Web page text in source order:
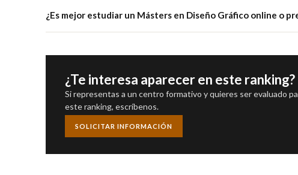
¿Es mejor estudiar un Másters en Diseño Gráfico online o
¿Te interesa aparecer en este ranking?
Si representas a un centro formativo y quieres ser evaluado
este ranking, escríbenos.
SOLICITAR INFORMACIÓN